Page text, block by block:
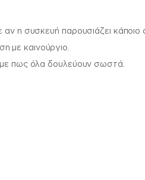
η συσκευή παρουσιάζει
με καινούργιο.
πως όλα δουλεύουν σωστά.